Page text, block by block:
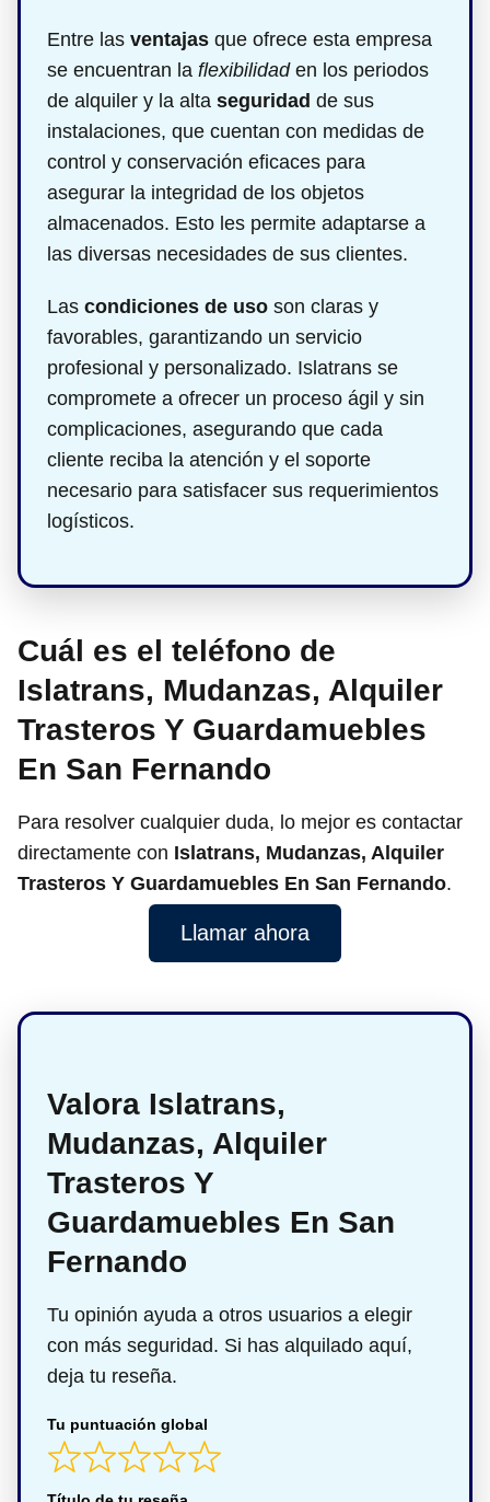
Entre las ventajas que ofrece esta empresa
se encuentran la flexibilidaden los periodos
de alquiler y la alta seguridad de sus
instalaciones, que cuentan con medidas de
control y conservación eficaces para
asegurar la integridad de los objetos
almacenados. Esto les permite adaptarse a
las diversas necesidades de sus clientes.
Las condiciones de uso son claras y
favorables, garantizando un servicio
profesional y personalizado. Islatrans se
compromete a ofrecer un proceso ágil y sin
complicaciones, asegurando que cada
cliente reciba la atención y el soporte
necesario para satisfacer sus requerimientos
logísticos.
Cuál es el teléfono de
Islatrans, Mudanzas, Alquiler
Trasteros Y Guardamuebles
En San Fernando
Para resolver cualquier duda, lo mejor es contactar
directamente con Islatrans, Mudanzas, Alquiler
Trasteros Y Guardamuebles En San Fernando.
Llamar ahora
Valora Islatrans,
Mudanzas, Alquiler
Trasteros Y
Guardamuebles En San
Fernando
Tu opinión ayuda a otros usuarios a elegir
con más seguridad. Si has alquilado aquí,
deja tu reseña.
Tu puntuación global